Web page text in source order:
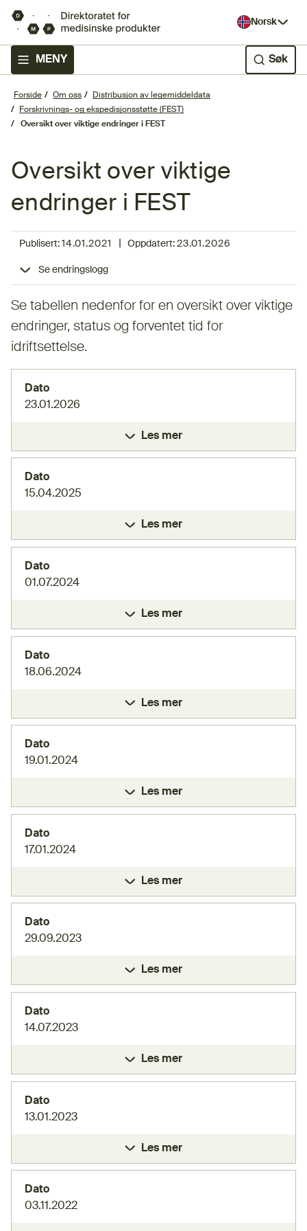
Norsk
MENY Søk
Forside Om oss
Distribusjon av legemiddeldata
Forskrivnings- og ekspedisjonsstøtte (FEST)
Oversikt over viktige endringer i FEST
Oversikt over viktige
endringer i FEST
Publisert: 14.01.2021 Oppdatert:23.01.2026
Se endringslogg
Se tabellen nedenfor for en oversikt over viktige
endringer, status og forventet tid for
idriftsettelse.
Dato
23.01.2026
Les mer
Dato
15.04.2025
Les mer
Dato
01.07.2024
Les mer
Dato
18.06.2024
Les mer
Dato
19.01.2024
Les mer
Dato
17.01.2024
Les mer
Dato
29.09.2023
Les mer
Dato
14.07.2023
Les mer
Dato
13.01.2023
Les mer
Dato
03.11.2022